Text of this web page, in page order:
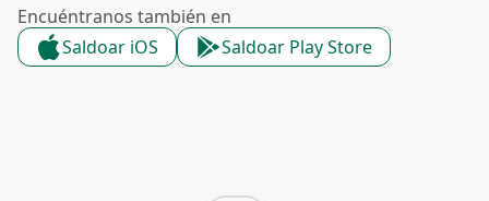
Encuéntranos también en
Saldoar iOS
Saldoar Play Store